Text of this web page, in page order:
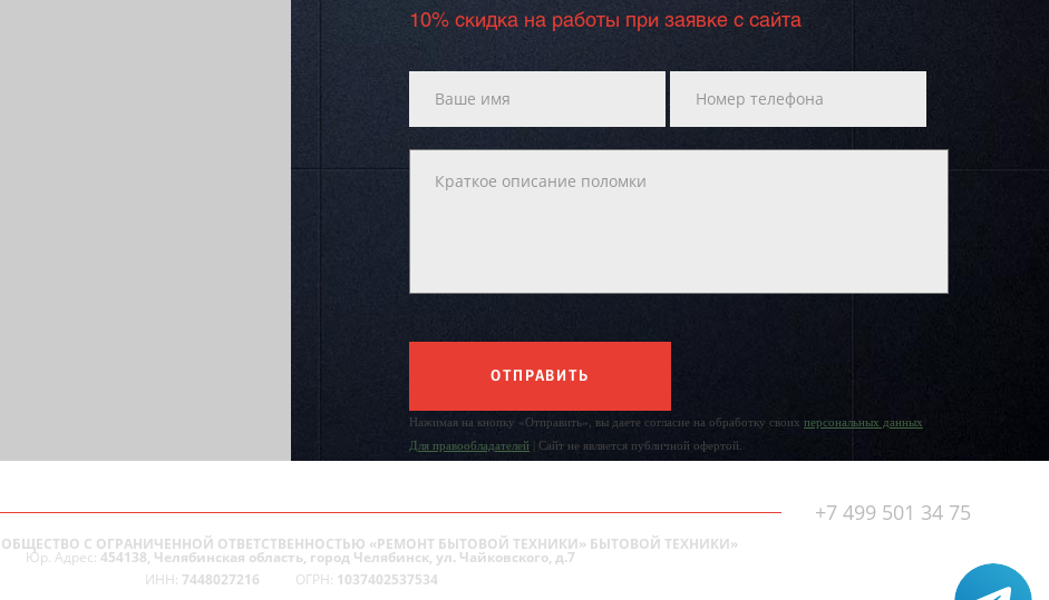
10% скидка на работы при заявке с сайта
ОТПРАВИТЬ
Нажимая на кнопку «Отправить», вы даете согласие на обработку своих персональных данных
Для правообладателей | Сайт не является публичной офертой.
+7 499 501 34 75
ОБЩЕСТВО С ОГРАНИЧЕННОЙ ОТВЕТСТВЕННОСТЬЮ «РЕМОНТ БЫТОВОЙ ТЕХНИКИ» БЫТОВОЙ ТЕХНИКИ»
Юр. Адрес: 454138, Челябинская область, город Челябинск, ул. Чайковского, д.7
ИНН: 7448027216 ОГРН: 1037402537534